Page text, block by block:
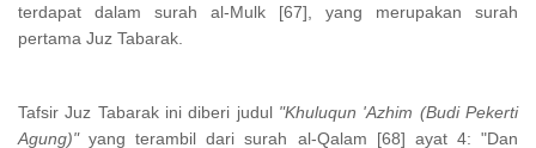
terdapat dalam surah al-Mulk [67], yang merupakan surah
pertama Juz Tabarak.
Tafsir Juz Tabarak ini diberi judul "Khuluqun 'Azhim (Budi Pekerti
Agung)"yang terambil dari surah al-Qalam [68] ayat 4: "Dan